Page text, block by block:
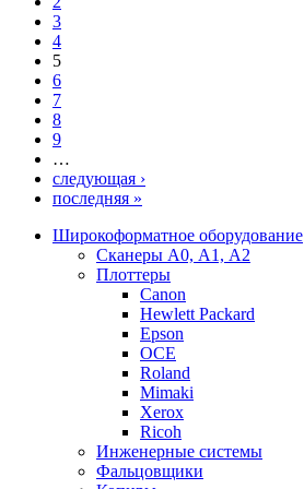
3
4
5
6
7
8
9
…
следующая ›
последняя »
Широкоформатное оборудование
Сканеры А0, А1, А2
Плоттеры
Canon
Hewlett Packard
Epson
OCE
Roland
Mimaki
Xerox
Ricoh
Инженерные системы
Фальцовщики